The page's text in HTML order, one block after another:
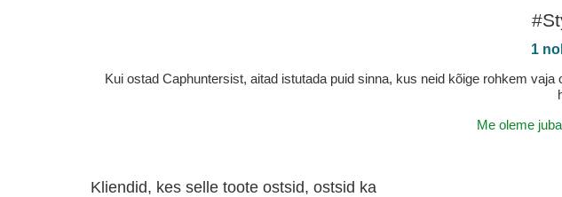
1
Kui ostad Caphuntersist, aitad istutada puid sinna, kus neid kõige rohkem
Me oleme
Kliendid, kes selle toote ostsid, ostsid ka